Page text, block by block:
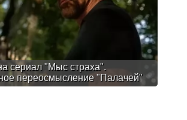
сериал "Мыс страха".
переосмысление "Палачей"